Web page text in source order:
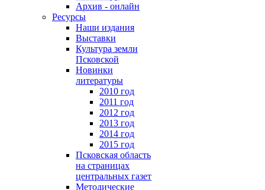
Архив - онлайн
Ресурсы
Наши издания
Выставки
Культура земли
Псковской
Новинки
литературы
2010 год
2011 год
2012 год
2013 год
2014 год
2015 год
Псковская область
на страницах
центральных газет
Методические